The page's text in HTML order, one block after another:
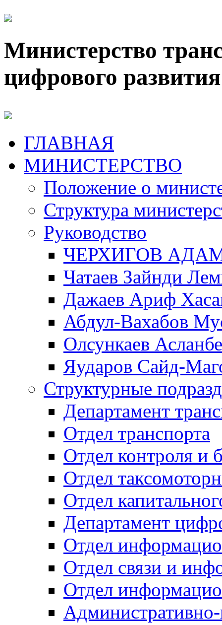
Министерство
цифрового
ГЛАВНАЯ
МИНИСТЕРСТВО
Положение о
Структура
Руководство
ЧЕРХИГОВ
Чатаев Зайнди
Дажаев Ариф
Абдул-Вахабов
Олсункаев
Яударов Сайд-
Структурные
Департамент
Отдел транспорта
Отдел контроля и
Отдел
Отдел
Департамент
Отдел
Отдел связи и
Отдел